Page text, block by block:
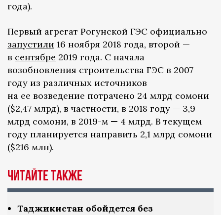
года).
Первый агрегат Рогунской ГЭС официально
запустили 16 ноября 2018 года, второй —
в сентябре 2019 года. С начала
возобновления строительства ГЭС в 2007
году из различных источников
на ее возведение потрачено 24 млрд сомони
($2,47 млрд), в частности, в 2018 году — 3,9
млрд сомони, в 2019-м — 4 млрд. В текущем
году планируется направить 2,1 млрд сомони
($216 млн).
Читайте также
Таджикистан обойдется без